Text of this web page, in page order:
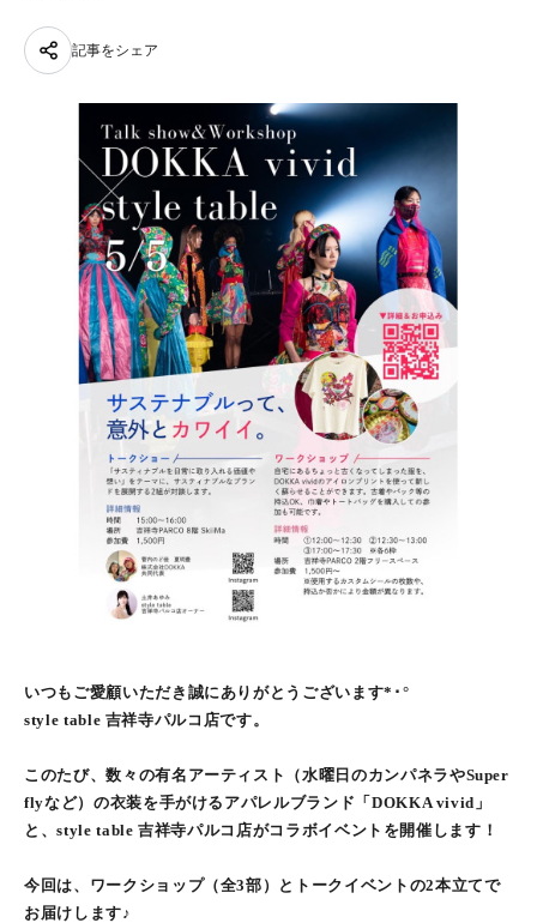
記事をシェア
いつもご愛顧いただき誠にありがとうございます*･°
style table 吉祥寺パルコ店です。
このたび、数々の有名アーティスト（水曜日のカンパネラやSuper
flyなど）の衣装を手がけるアパレルブランド「DOKKA vivid」
と、style table 吉祥寺パルコ店がコラボイベントを開催します！
今回は、ワークショップ（全3部）とトークイベントの2本立てで
お届けします♪